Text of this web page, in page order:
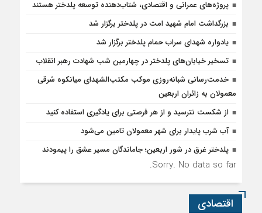
پروژه‌های عمرانی و اقتصادی، شتاب‌دهنده توسعه پلدختر هستند
بزرگداشت امام شهید امت در پلدختر برگزار شد
یادواره شهدای سراب حمام پلدختر برگزار شد
تسخیر خیابان‌های پلدختر در چهارمین شب شهادت رهبر انقلاب
خدمت‌رسانی شبانه‌روزی موکب مکتب‌الشهدای میانکوه شرقی
معمولان به زائران اربعین
از شکست نترسید و از هر فرصتی برای یادگیری استفاده کنید
آب شرب پایدار برای شهر معمولان تامین می‌شود
پلدختر غرق در شور اربعین؛ جاماندگان مسیر عشق را پیمودند
Sorry. No data so far.
اقتصادی